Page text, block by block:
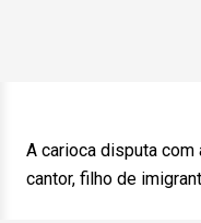
A carioca disputa com
cantor, filho de